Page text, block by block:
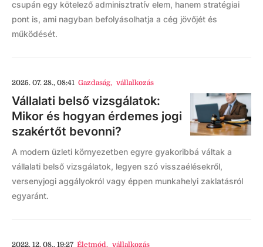
csupán egy kötelező adminisztratív elem, hanem stratégiai
pont is, ami nagyban befolyásolhatja a cég jövőjét és
működését.
2025. 07. 28., 08:41 Gazdaság, vállalkozás
Vállalati belső vizsgálatok:
Mikor és hogyan érdemes jogi
szakértőt bevonni?
A modern üzleti környezetben egyre gyakoribbá váltak a
vállalati belső vizsgálatok, legyen szó visszaélésekről,
versenyjogi aggályokról vagy éppen munkahelyi zaklatásról
egyaránt.
2022. 12. 08., 19:27 Életmód, vállalkozás